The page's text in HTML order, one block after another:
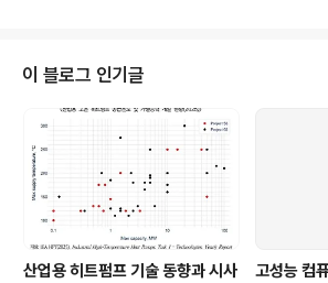
심과 안전의식을 고취시키고자 실시됐다. 이날 훈련은 수
성구 들안길삼거리 인근 상수도 보수공사 중 중압배관이
파손됐다는 가상 상황을 발령해 CCTV를 활용해 △최초
도착자의 현장상황 보고와 현장통제 능력 △상황실에서 각
순찰조 및 유관기관으로의 신속한 상황전달 △원격차단밸
브(MOV) 및 주요밸브의 정확한 차단 △현장 안전조치
및..
이 블로그 인기글
산업용 히트펌프 기술 동향과 시사
고성능 컴